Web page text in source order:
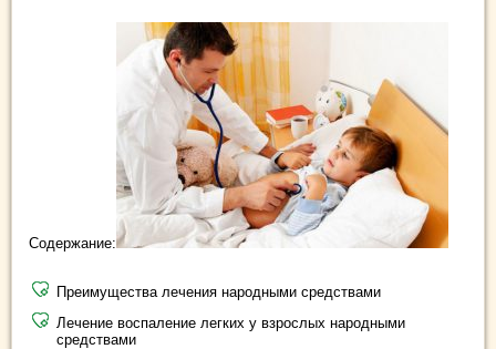
Содержание:
Преимущества лечения народными средствами
Лечение воспаление легких у взрослых народными
средствами